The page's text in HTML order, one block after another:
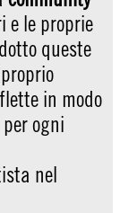
e le proprie
queste
in modo
ogni
nel